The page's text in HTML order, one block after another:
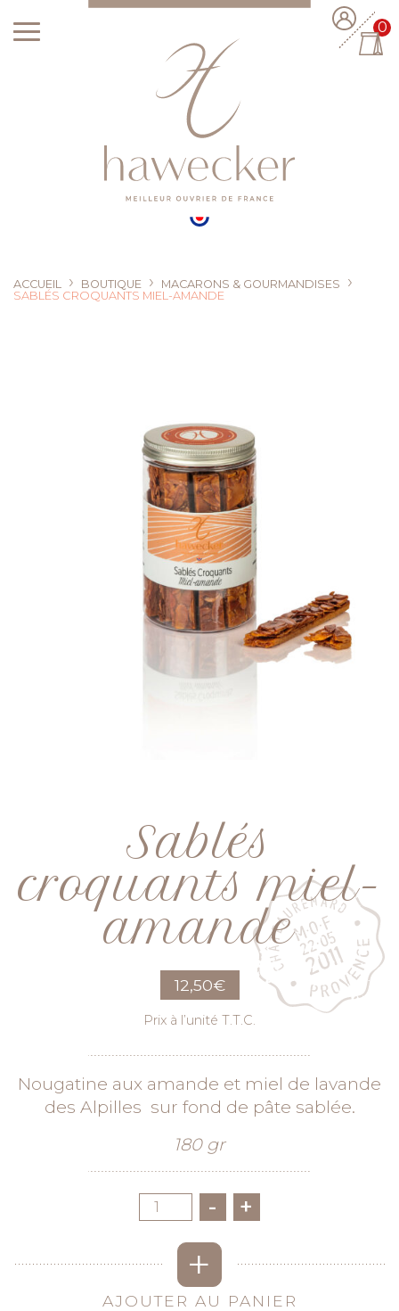
0
ACCUEIL › BOUTIQUE › MACARONS & GOURMANDISES ›
SABLÉS CROQUANTS MIEL-AMANDE
Sablés
croquants miel-
amande
12,50€
Prix à l’unité T.T.C.
Nougatine aux amande et miel de lavande
des Alpilles sur fond de pâte sablée.
180 gr
- +
+
AJOUTER AU PANIER